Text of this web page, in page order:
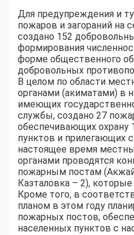
Для предупреждения и
пожаров и загораний на
создано 152
формирования
форме общественного
добровольных
В целом по области
органами (акиматами) в
имеющих
службы, создано 27
обеспечивающих охрану
пунктов и прилегающих
настоящее время
органами проводятся
пожарным постам
Казталовка – 2),
Кроме того, в
планом в этом году
пожарных постов,
населенных пунктов с